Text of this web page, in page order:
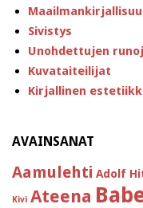
Sivistys
Unohdettujen
Kuvataiteilijat
Kirjallinen
AVAINSANAT
Aamulehti Adolf
Kivi Ateena